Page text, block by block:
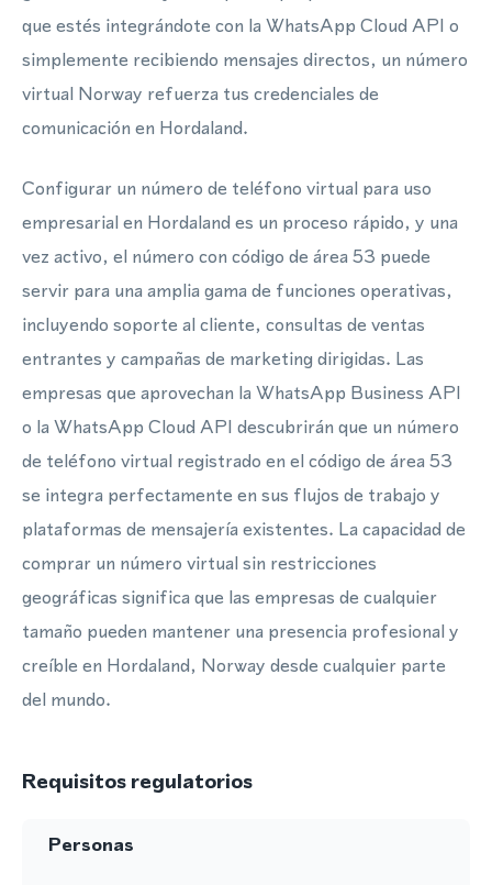
que estés integrándote con la WhatsApp Cloud API o
simplemente recibiendo mensajes directos, un número
virtual Norway refuerza tus credenciales de
comunicación en Hordaland.
Configurar un número de teléfono virtual para uso
empresarial en Hordaland es un proceso rápido, y una
vez activo, el número con código de área 53 puede
servir para una amplia gama de funciones operativas,
incluyendo soporte al cliente, consultas de ventas
entrantes y campañas de marketing dirigidas. Las
empresas que aprovechan la WhatsApp Business API
o la WhatsApp Cloud API descubrirán que un número
de teléfono virtual registrado en el código de área 53
se integra perfectamente en sus flujos de trabajo y
plataformas de mensajería existentes. La capacidad de
comprar un número virtual sin restricciones
geográficas significa que las empresas de cualquier
tamaño pueden mantener una presencia profesional y
creíble en Hordaland, Norway desde cualquier parte
del mundo.
Requisitos regulatorios
Personas